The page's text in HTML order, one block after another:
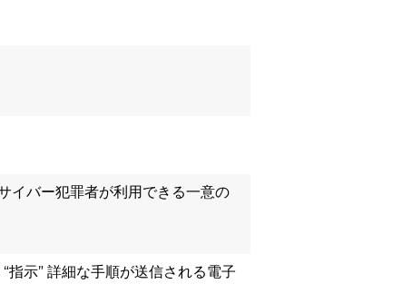
イバー犯罪者が利用できる一意の
“指示” 詳細な手順が送信される電子